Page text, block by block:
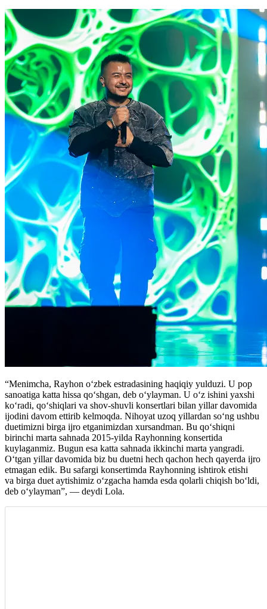
“Menimcha, Rayhon o‘zbek estradasining haqiqiy yulduzi. U pop
sanoatiga katta hissa qo‘shgan, deb o‘ylayman. U o‘z ishini yaxshi
ko‘radi, qo‘shiqlari va shov-shuvli konsertlari bilan yillar davomida
ijodini davom ettirib kelmoqda. Nihoyat uzoq yillardan so‘ng ushbu
duetimizni birga ijro etganimizdan xursandman. Bu qo‘shiqni
birinchi marta sahnada 2015-yilda Rayhonning konsertida
kuylaganmiz. Bugun esa katta sahnada ikkinchi marta yangradi.
O‘tgan yillar davomida biz bu duetni hech qachon hech qayerda ijro
etmagan edik. Bu safargi konsertimda Rayhonning ishtirok etishi
va birga duet aytishimiz o‘zgacha hamda esda qolarli chiqish bo‘ldi,
deb o‘ylayman”, — deydi Lola.